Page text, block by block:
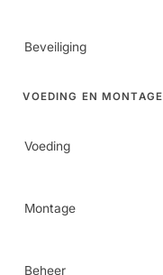
Beveiliging
VOEDING EN MONTAGE
Voeding
Montage
Beheer